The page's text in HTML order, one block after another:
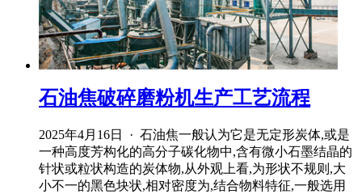
石油焦破碎磨粉机生产工艺流程
2025年4月16日 · 石油焦一般认为它是无定形炭体,或是
一种高度芳构化的高分子碳化物中,含有微小石墨结晶的
针状或粒状构造的炭体物,从外观上看,为形状不规则,大
小不一的黑色块状,相对密度为,结合物料特征,一般选用